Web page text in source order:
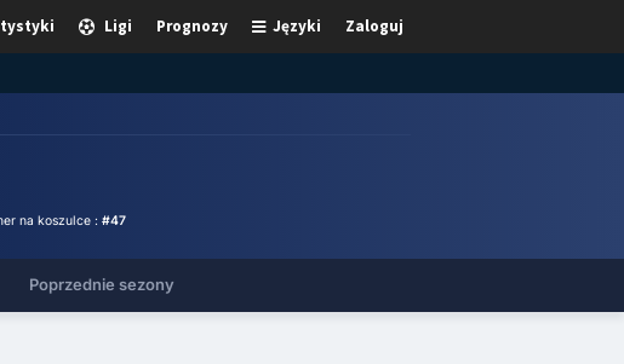
Zaloguj
Języki
Prognozy
Ligi
na koszulce : #47
Poprzednie sezony